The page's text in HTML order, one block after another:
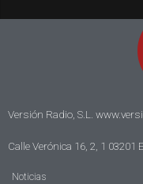
Versión Radio, S.L.
Calle Verónica 16, 2, 1 03201
Noticias